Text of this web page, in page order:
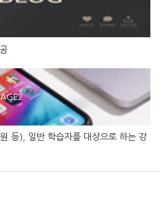
등), 일반 학습자를 대상으로 하는 강